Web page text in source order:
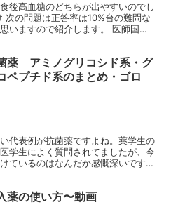
後高血糖のどちらが出やすいのでし
次の問題は正答率は10%台の難問な
いますので紹介します。 医師国家
薬 アミノグリコシド系・グ
ペプチド系のまとめ・ゴロ
代表例が抗菌薬ですよね。薬学生の
学生によく質問されてましたが、今
ているのはなんだか感慨深いです。
薬の使い方〜動画